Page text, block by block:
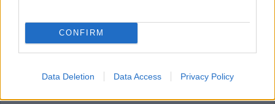
CONFIRM
Data Deletion Data Access Privacy Policy
Ha ismerőseid figyelmébe ajánlanád a cikket, megteheted az